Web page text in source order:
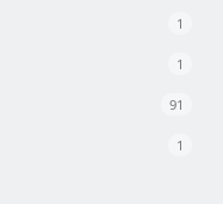
1
1
91
1